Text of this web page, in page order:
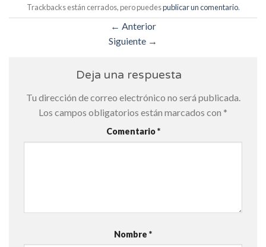
Trackbacks están cerrados, pero puedespublicar un comentario.
← Anterior
Siguiente →
Deja una respuesta
Tu dirección de correo electrónico no será publicada.
Los campos obligatorios están marcados con *
Comentario*
Nombre *